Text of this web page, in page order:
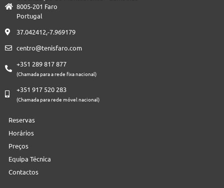
8005-201 Faro
Portugal
37.042412,-7.969179
centro@tenisfaro.com
+351 289 817 877
(Chamada para a rede fixa nacional)
+351 917 520 283
(Chamada para rede móvel nacional)
Reservas
Horários
Preços
Equipa Técnica
Contactos